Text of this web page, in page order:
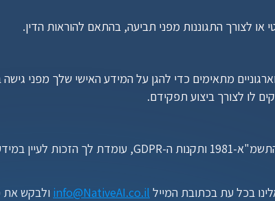
לצורך התגוננות מפני תביעה, בהתאם להוראות הדין.
לו לצורך ביצוע תפקידם.
בכל עת בכתובת המייל info@NativeAI.co.il